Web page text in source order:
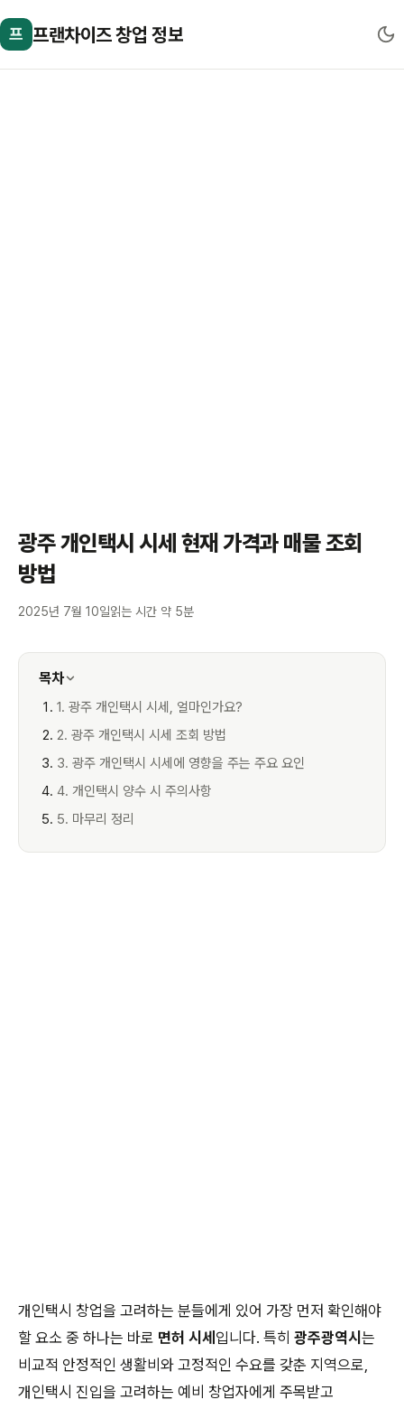
프 프랜차이즈 창업 정보
광주 개인택시 시세 현재 가격과 매물 조회
방법
2025년 7월 10일읽는 시간 약 5분
목차
1. 광주 개인택시 시세, 얼마인가요?
2. 광주 개인택시 시세 조회 방법
3. 광주 개인택시 시세에 영향을 주는 주요 요인
4. 개인택시 양수 시 주의사항
5. 마무리 정리
개인택시 창업을 고려하는 분들에게 있어 가장 먼저 확인해야
할 요소 중 하나는 바로 면허 시세 입니다. 특히 광주광역시 는
비교적 안정적인 생활비와 고정적인 수요를 갖춘 지역으로,
개인택시 진입을 고려하는 예비 창업자에게 주목받고